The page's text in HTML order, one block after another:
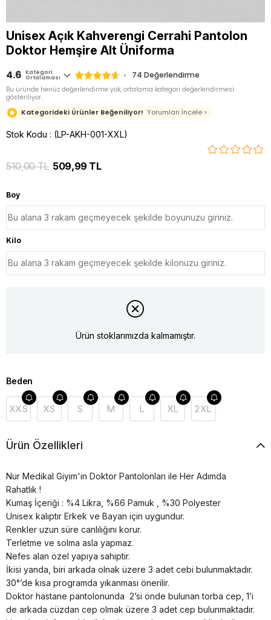
Unisex Açık Kahverengi Cerrahi Pantolon
Doktor Hemşire Alt Üniforma
4.6 Kategori
Ortalaması 74 Değerlendirme
Bu üründe henüz değerlendirme yok, ortalama kategori değerlendirmesi
gösteriliyor.
Kategorideki Ürünler Beğeniliyor! Yorumları İncele >
Stok Kodu (LP-AKH-001-XXL)
510,00 TL 509,99 TL
Boy
Kilo
Ürün stoklarımızda kalmamıştır.
Beden
XXS XS S M L XL 2XL
Ürün Özellikleri
Nur Medikal Giyim'in Doktor Pantolonları ile Her Adımda
Rahatlık !
Kumaş İçeriği : %4 Likra, %66 Pamuk , %30 Polyester
Unisex kalıptır Erkek ve Bayan için uygundur.
Renkler uzun süre canlılığını korur.
Terletme ve solma asla yapmaz.
Nefes alan özel yapıya sahiptir.
İkisi yanda, biri arkada olnak üzere 3 adet cebi bulunmaktadır.
30°’de kısa programda yıkanması önerilir.
Doktor hastane pantolonunda 2’si önde bulunan torba cep, 1’i
de arkada cüzdan cep olmak üzere 3 adet cep bulunmaktadır.